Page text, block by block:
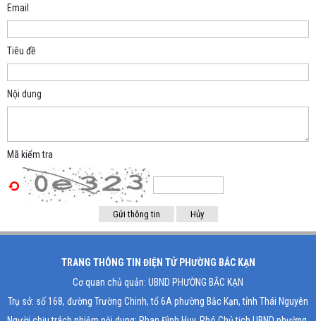
Email
Tiêu đề
Nội dung
Mã kiểm tra
TRANG THÔNG TIN ĐIỆN TỬ PHƯỜNG BẮC KẠN
Cơ quan chủ quản: UBND PHƯỜNG BẮC KẠN
Trụ sở: số 168, đường Trường Chinh, tổ 6A phường Bắc Kạn, tỉnh Thái Nguyên